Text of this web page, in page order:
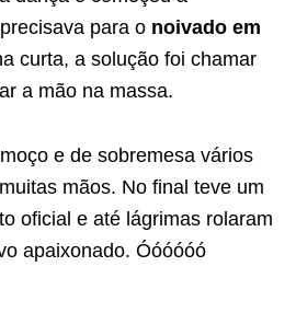
para o noivado em
curta, a solução foi chamar
a mão na massa.
e de sobremesa vários
mãos. No final teve um
oficial e até lágrimas rolaram
apaixonado. Óóóóóó